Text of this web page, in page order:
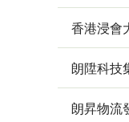
香港浸會
朗陞科技
朗昇物流